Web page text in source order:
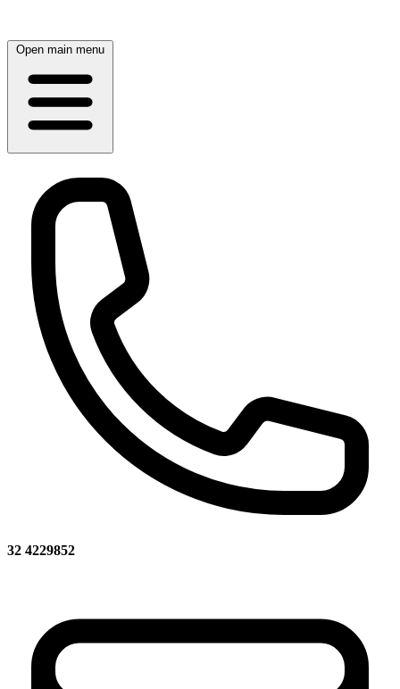
Open main menu
32 4229852